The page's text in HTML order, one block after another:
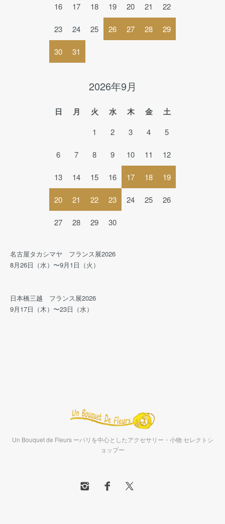
16 17 18 19 20 21 22
23 24 25 26 27 28 29
30 31
2026年9月
日 月 火 水 木 金 土
1 2 3 4 5
6 7 8 9 10 11 12
13 14 15 16 17 18 19
20 21 22 23 24 25 26
27 28 29 30
名古屋タカシマヤ フランス展2026
8月26日（水）〜9月1日（火）
日本橋三越 フランス展2026
9月17日（木）〜23日（水）
Un Bouquet de Fleurs ーパリを中心としたアクセサリー・小物 セレクトシ
ョップー